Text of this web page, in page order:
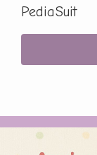
PediaSuit